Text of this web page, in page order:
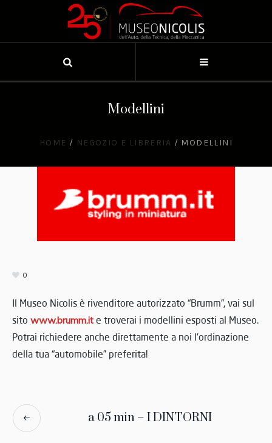
Modellini
HOME / NEGOZIO E LIBRERIA / MODELLINI
0
Il Museo Nicolis è rivenditore autorizzato “Brumm”, vai sul
sito www.brumm.it e troverai i modellini esposti al Museo.
Potrai richiedere anche direttamente a noi l’ordinazione
della tua “automobile” preferita!
a 05 min – I DINTORNI